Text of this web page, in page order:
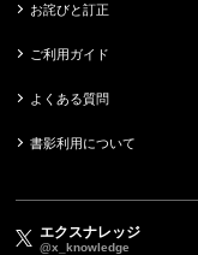
お詫びと訂正
ご利用ガイド
よくある質問
書影利用について
エクスナレッジ
@x_knowledge